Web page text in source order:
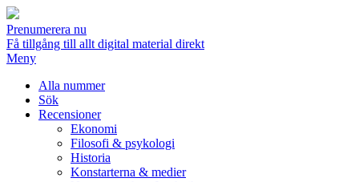
Prenumerera nu
Få tillgång till allt digital material direkt
Meny
Alla nummer
Sök
Recensioner
Ekonomi
Filosofi & psykologi
Historia
Konstarterna & medier